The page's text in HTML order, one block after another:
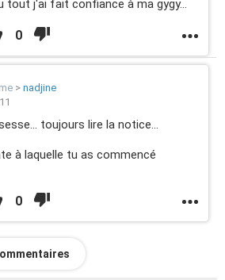
tout j'ai fait confiance à ma gygy...
0
> nadjine
toujours lire la notice...
à laquelle tu as commencé
0